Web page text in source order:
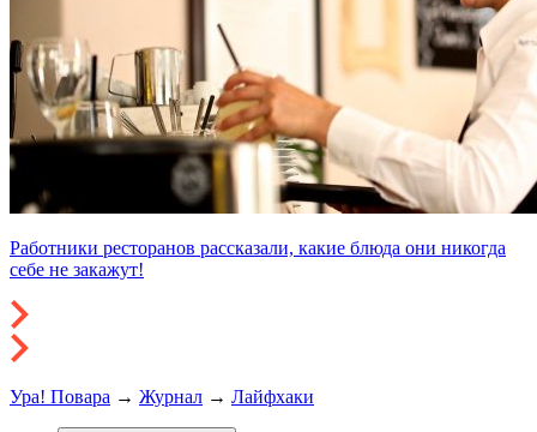
Работники ресторанов рассказали, какие блюда они никогда
себе не закажут!
Ура! Повара → Журнал → Лайфхаки